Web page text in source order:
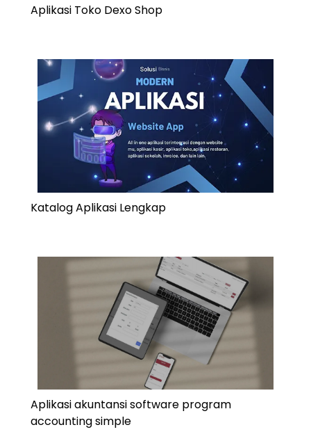
Aplikasi Toko Dexo Shop
Katalog Aplikasi Lengkap
Aplikasi akuntansi software program
accounting simple